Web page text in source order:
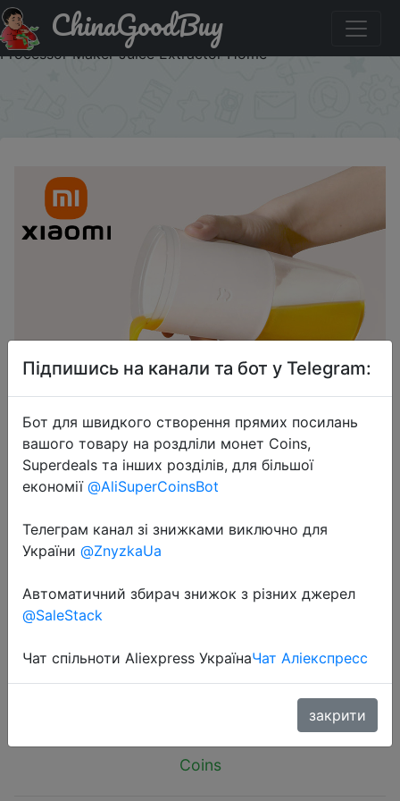
Знижка на XIAOMI MIJIA Mini Portable Blender Electric
Fruit Juicer Machine Orange Juicer Kitchen Food
Processor Maker Juice Extractor Home
ChinaGoodBuy
2024-06-16
XIAOMI MIJIA Mini Portable Blender
Juicer Kitchen Food Processor
Maker Juice Extractor Home
$15.21
Coins
Підпишись на канали та бот у Telegram:
Бот для швидкого створення прямих посилань
вашого товару на роздліли монет Coins,
Superdeals та інших розділів, для більшої
економії @AliSuperCoinsBot
Телеграм канал зі знижками виключно для
України @ZnyzkaUa
Автоматичний збирач знижок з різних джерел
@SaleStack
Чат спільноти Aliexpress УкраїнаЧат Аліекспресс
закрити